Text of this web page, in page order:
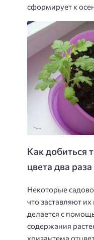
сформирует к
Как добиться
цвета два раза
Некоторые
что заставляют их
делается с
содержания
хризантема